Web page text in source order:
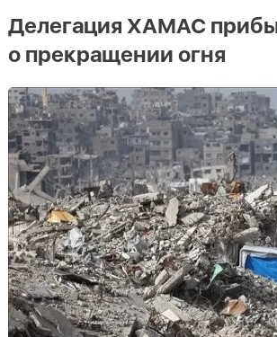
Делегация ХАМАС
о прекращении огня